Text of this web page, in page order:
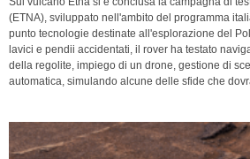
(ETNA), sviluppato nell'ambito del programma
punto tecnologie destinate all'esplorazione del
lavici e pendii accidentati, il rover ha testato
della regolite, impiego di un drone, gestione di
automatica, simulando alcune delle sfide che